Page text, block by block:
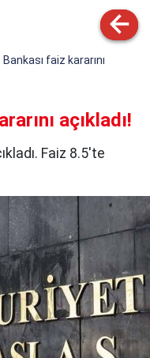
faiz kararını
açıkladı!
Faiz 8.5'te